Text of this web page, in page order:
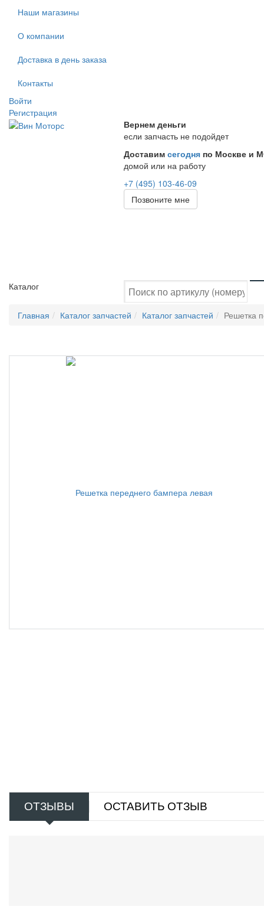
Наши магазины
О компании
Доставка в день заказа
Контакты
Войти
Регистрация
Вернем деньги
если запчасть не подойдет
Доставим сегодня по Москве и
домой или на работу
+7 (495) 103-46-09
Позвоните мне
Каталог
Главная Каталог запчастей Каталог запчастей Решетка
ОТЗЫВЫ ОСТАВИТЬ ОТЗЫВ